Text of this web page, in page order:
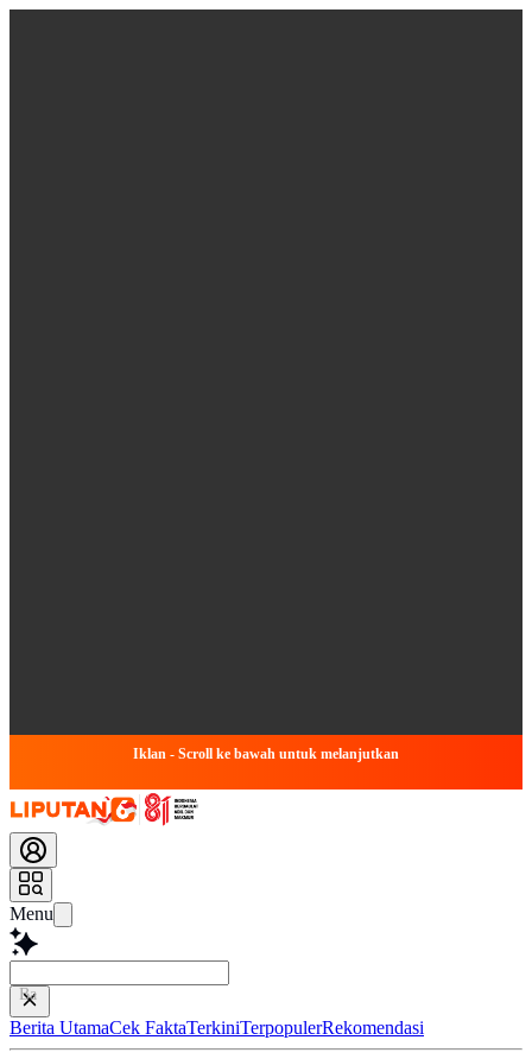
Iklan - Scroll ke bawah untuk melanjutkan
Menu
Baca lebih cep
Berita UtamaCek FaktaTerkiniTerpopulerRekomendasi